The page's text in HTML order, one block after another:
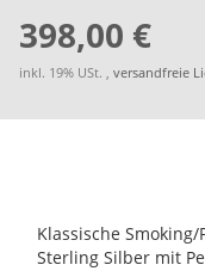
398,00 €
inkl. 19% USt. , versandfreie
Klassische
Sterling Silber mit